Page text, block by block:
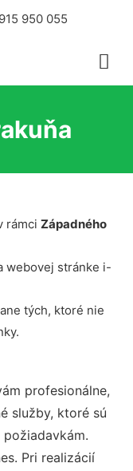
950 055
rámci Západného
webovej stránke i-
tých, ktoré nie
profesionálne,
služby, ktoré sú
Pri realizácií